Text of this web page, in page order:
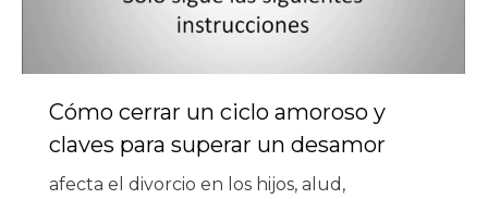
Cómo cerrar un ciclo amoroso y
claves para superar un desamor
afecta el divorcio en los hijos, alud ,